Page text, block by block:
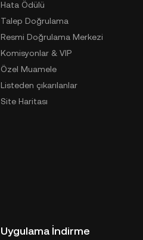
Hata Ödülü
Talep Doğrulama
Resmi Doğrulama Merkezi
Komisyonlar & VIP
Özel Muamele
Listeden çıkarılanlar
Site Haritası
Uygulama İndirme